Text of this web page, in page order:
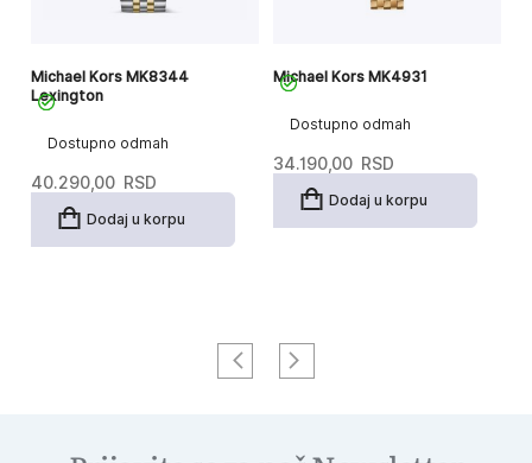
Dostupno odmah
Michael Kors MK8344
Lexington
40.290,00 RSD
Dodaj u korpu
Dostupno odmah
Michael Kors MK4931
34.190,00 RSD
Dodaj u korpu